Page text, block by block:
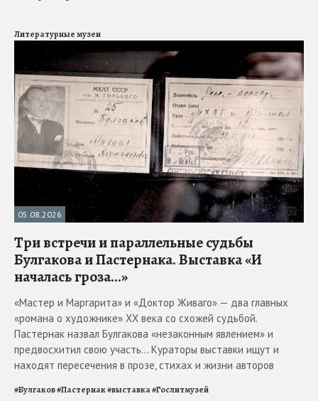
Литературные музеи
05.08.2026
Три встречи и параллельные судьбы
Булгакова и Пастернака. Выставка «И
началась гроза...»
«Мастер и Маргарита» и «Доктор Живаго» — два главных
«романа о художнике» ХХ века со схожей судьбой.
Пастернак назвал Булгакова «незаконным явлением» и
предвосхитил свою участь... Кураторы выставки ищут и
находят пересечения в прозе, стихах и жизни авторов
#Булгаков#Пастернак#выставка#Гослитмузей